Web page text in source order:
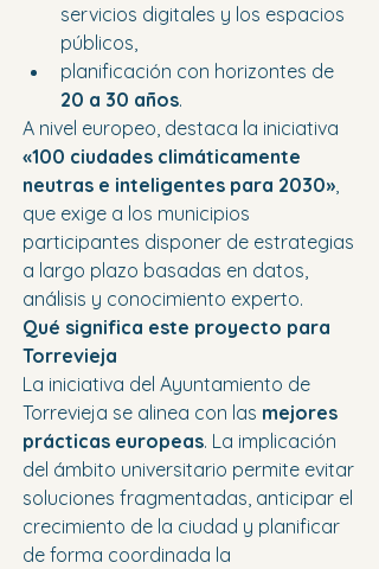
servicios digitales y los espacios
públicos,
planificación con horizontes de
20 a 30 años.
A nivel europeo, destaca la iniciativa
«100 ciudades climáticamente
neutras e inteligentes para 2030»,
que exige a los municipios
participantes disponer de estrategias
a largo plazo basadas en datos,
análisis y conocimiento experto.
Qué significa este proyecto para
Torrevieja
La iniciativa del Ayuntamiento de
Torrevieja se alinea con las mejores
prácticas europeas. La implicación
del ámbito universitario permite evitar
soluciones fragmentadas, anticipar el
crecimiento de la ciudad y planificar
de forma coordinada la